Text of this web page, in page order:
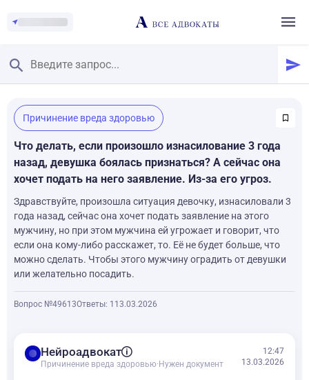
Главная
/
Смотреть заданные вопросы
/
Задать вопрос
Причинение вреда здоровью
Что делать, если произошло изнасилование 3 года
назад, девушка боялась признаться? А сейчас она
хочет подать на него заявление. Из-за его угроз.
Здравствуйте, произошла ситуация девочку, изнасиловали 3
года назад, сейчас она хочет подать заявление на этого
мужчину, но при этом мужчина ей угрожает и говорит, что
если она кому-либо расскажет, то. Её не будет больше, что
можно сделать. Чтобы этого мужчину оградить от девушки
или желательно посадить.
Вопрос №49613Ответы: 1 13.03.2026
balanceНейроадвокат
Причинение вреда здоровью· Нужен документ
12:47
13.03.2026